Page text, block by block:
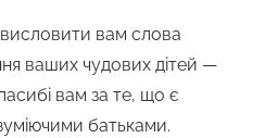
вам слова
ваших чудових дітей —
вам за те, що є
батьками.